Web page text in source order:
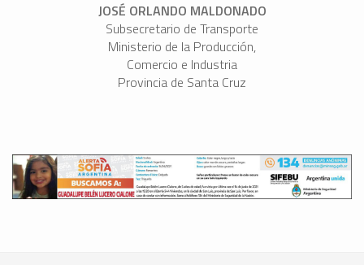
JOSÉ ORLANDO MALDONADO
Subsecretario de Transporte
Ministerio de la Producción,
Comercio e Industria
Provincia de Santa Cruz